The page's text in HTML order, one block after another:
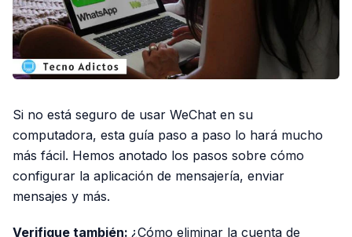
Si no está seguro de usar WeChat en su
computadora, esta guía paso a paso lo hará mucho
más fácil. Hemos anotado los pasos sobre cómo
configurar la aplicación de mensajería, enviar
mensajes y más.
Verifique también: ¿Cómo eliminar la cuenta de